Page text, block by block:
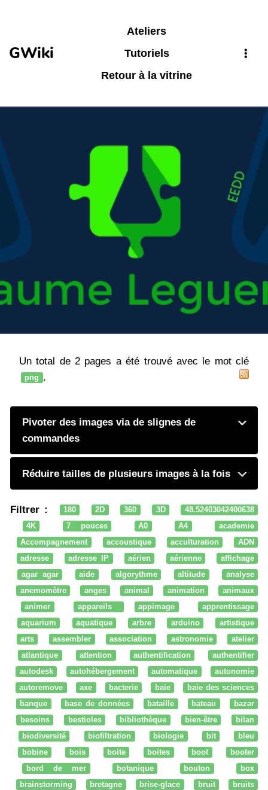
GWiki
Ateliers
Tutoriels
Retour à la vitrine
Un total de 2 pages a été trouvé avec le mot clé
png .
Pivoter des images via de slignes de
commandes
Réduire tailles de plusieurs images à la fois
Filtrer : 180 2D 360 3D
48.52403042400638
4K
7 pouces A0 A4
academie
Accompagnement
accoustique acculturation
ADN
adresse
adresse IP aérien aérienne
affichage
agar agar
aide algorythme altitude
analyse
anemomètre
anges animal animation
animaux
animer
appareils appimage
apprentissage
aquarium
aquatique arbre arduino
artistique
arts
assembler association astronomie
atelier
atlantique
attention authentification
authentifier
autodesk
autohébergement automatique
autonomie
autoremove
axe bacterie baie
baie des sciences
banque
base de données bataille bateau
bazar
besoins
bestioles bibliothèque bien-être
bilan
biodiversité
biofiltration biologie bit
bleu
bobine
bois boite boites boot
booter
bord de mer
botanique bouton
box
brainstorming
bretagne brise-glace bruit
bruits